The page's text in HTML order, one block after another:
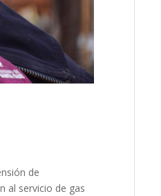
de
al servicio de gas